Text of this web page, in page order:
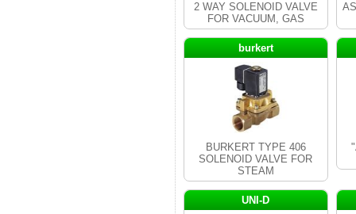
2 WAY SOLENOID VALVE
FOR VACUUM, GAS
burkert
BURKERT TYPE 406
SOLENOID VALVE FOR
STEAM
UNI-D